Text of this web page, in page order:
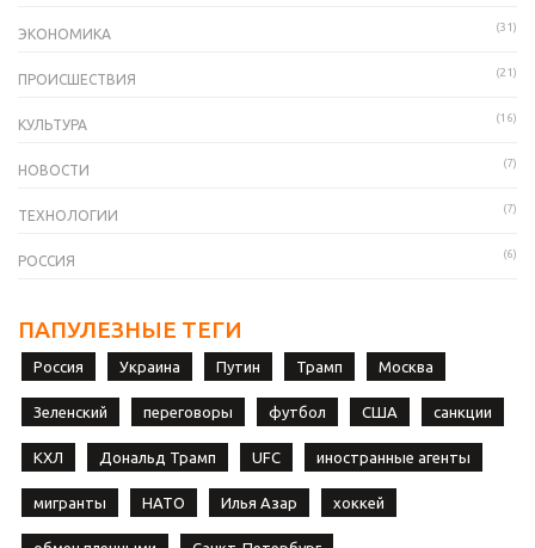
ЭКОНОМИКА (31)
ПРОИСШЕСТВИЯ (21)
КУЛЬТУРА (16)
НОВОСТИ (7)
ТЕХНОЛОГИИ (7)
РОССИЯ (6)
ПАПУЛЕЗНЫЕ ТЕГИ
Россия Украина Путин Трамп Москва
Зеленский переговоры футбол США санкции
КХЛ Дональд Трамп UFC иностранные агенты
мигранты НАТО Илья Азар хоккей